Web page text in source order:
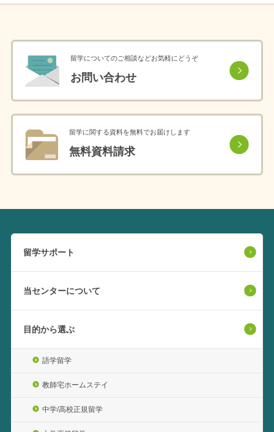
留学についてのご相談などお気軽にどうぞ
お問い合わせ
留学に関する資料を無料でお届けします
無料資料請求
留学サポート
当センターについて
目的から選ぶ
語学留学
教師宅ホームステイ
中学/高校正規留学